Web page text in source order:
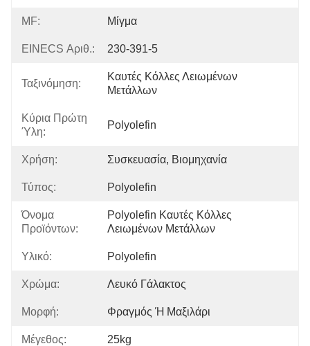
MF: Μίγμα
EINECS Αριθ.: 230-391-5
Ταξινόμηση:
Καυτές Κόλλες Λειωμένων
Μετάλλων
Κύρια Πρώτη
Ύλη:
Polyolefin
Χρήση: Συσκευασία, Βιομηχανία
Τύπος: Polyolefin
Όνομα
Προϊόντων:
Polyolefin Καυτές Κόλλες
Λειωμένων Μετάλλων
Υλικό: Polyolefin
Χρώμα: Λευκό Γάλακτος
Μορφή: Φραγμός Ή Μαξιλάρι
Μέγεθος: 25kg